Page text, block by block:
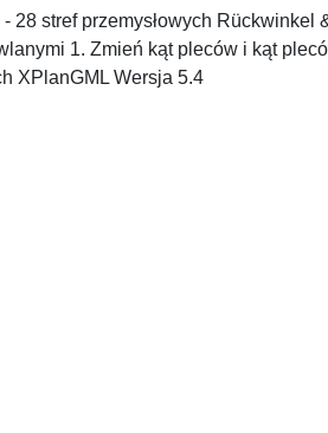
28 stref przemysłowych Rückwinkel
1. Zmień kąt pleców i kąt
XPlanGML Wersja 5.4